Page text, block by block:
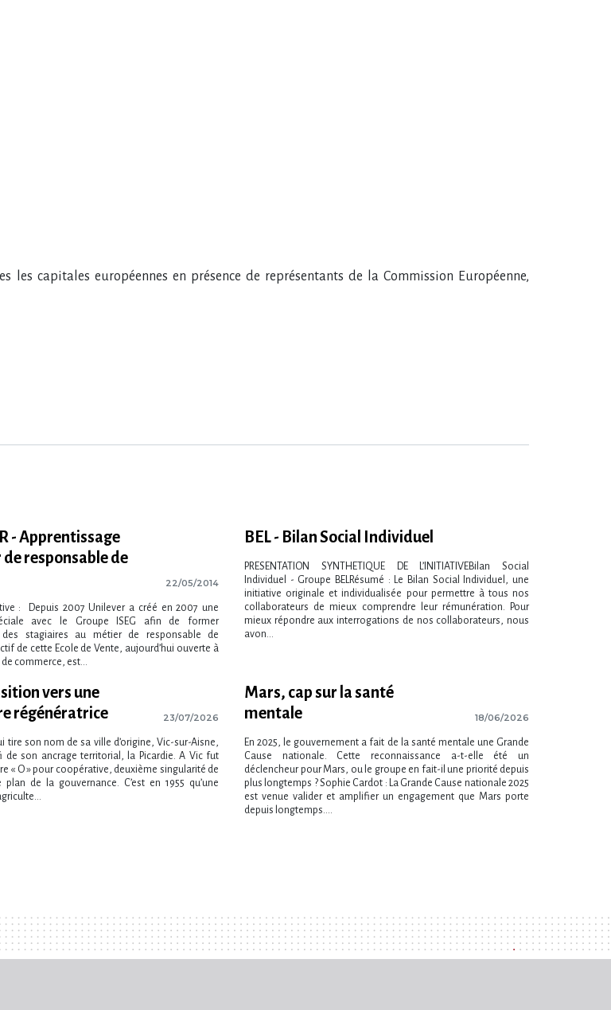
les capitales européennes en présence de représentants de la Commission Européenne,
- Apprentissage
responsable de
22/05/2014
: Depuis 2007 Unilever a créé en 2007 une
avec le Groupe ISEG afin de former
des stagiaires au métier de responsable de
de cette Ecole de Vente, aujourd’hui ouverte à
commerce, est...
BEL - Bilan Social Individuel
PRESENTATION SYNTHETIQUE DE L’INITIATIVEBilan Social
Individuel - Groupe BELRésumé : Le Bilan Social Individuel, une
initiative originale et individualisée pour permettre à tous nos
collaborateurs de mieux comprendre leur rémunération. Pour
mieux répondre aux interrogations de nos collaborateurs, nous
avon...
vers une
régénératrice
23/07/2026
tire son nom de sa ville d’origine, Vic-sur-Aisne,
de son ancrage territorial, la Picardie. A Vic fut
« O » pour coopérative, deuxième singularité de
de la gouvernance. C’est en 1955 qu’une
Mars, cap sur la santé
mentale
18/06/2026
En 2025, le gouvernement a fait de la santé mentale une Grande
Cause nationale. Cette reconnaissance a-t-elle été un
déclencheur pour Mars, ou le groupe en fait-il une priorité depuis
plus longtemps ? Sophie Cardot : La Grande Cause nationale 2025
est venue valider et amplifier un engagement que Mars porte
depuis longtemps....